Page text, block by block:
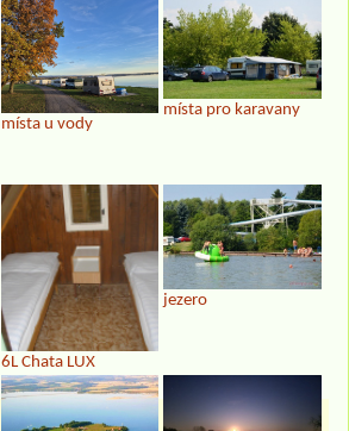
místa u vody
místa pro karavany
6L Chata LUX
jezero